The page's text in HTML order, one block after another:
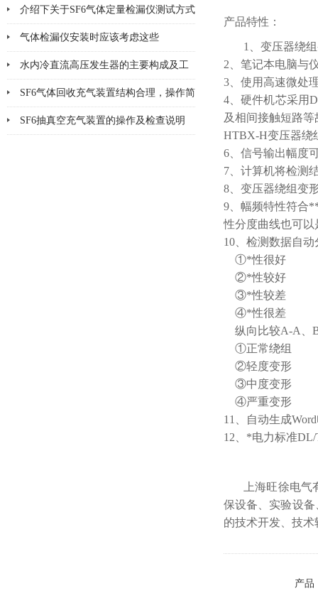
神
介绍下关于SF6气体定量检漏仪测试方式
的优缺点
气体检漏仪安装时应该考虑这些
水内冷直流高压发生器的主要构成及工
作原理
SF6气体回收充气装置结构合理，操作简
洁明了
SF6抽真空充气装置的操作及检查说明
产品特性：
1、变压器绕
2、笔记本电脑与
3、使用高速微处
4、硬件机芯采用
及相间接触短路等
HTBX-H变压器绕
6、信号输出幅度
7、计算机将检测
8、变压器绕组变
9、幅频特性符合
性分度曲线也可
10、检测数据自
①*性很好
②*性较好
③*性较差
④*性很差
纵向比较A-A、
①正常绕组
②轻度变形
③中度变形
④严重变形
11、自动生成
12、*电力标准
上海旺徐电
保设备、实验设
的技术开发、技
产品